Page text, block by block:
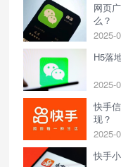
网页
么？
2025-
H5落
2025-
快手
现？
2025-
快手